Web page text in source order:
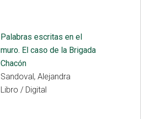
Palabras escritas en el
muro. El caso de la Brigada
Chacón
Sandoval, Alejandra
Libro / Digital